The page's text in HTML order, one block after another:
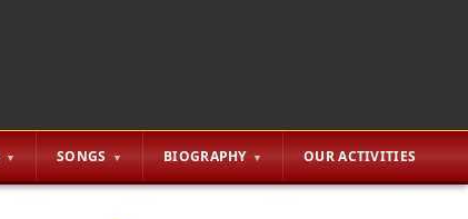
SONGS BIOGRAPHY OUR ACTIVITIES